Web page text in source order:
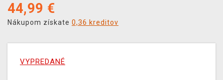
44,99 €
Nákupom získate 0,36 kreditov
VYPREDANÉ